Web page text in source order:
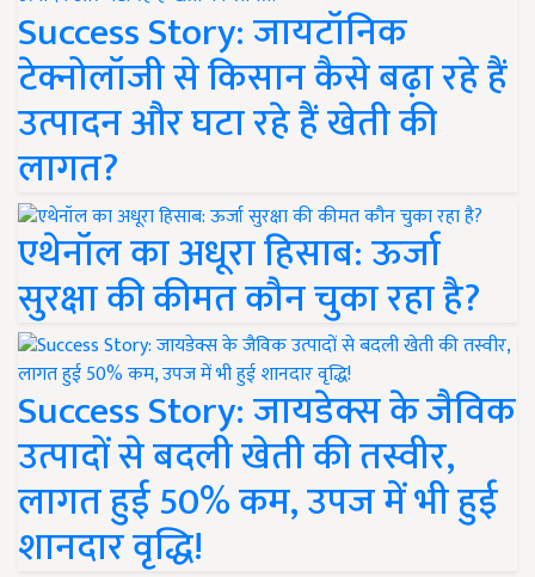
Success Story: जायटॉनिक
टेक्नोलॉजी से किसान कैसे बढ़ा रहे हैं
उत्पादन और घटा रहे हैं खेती की
लागत?
एथेनॉल का अधूरा हिसाब: ऊर्जा
सुरक्षा की कीमत कौन चुका रहा है?
Success Story: जायडेक्स के जैविक
उत्पादों से बदली खेती की तस्वीर,
लागत हुई 50% कम, उपज में भी हुई
शानदार वृद्धि!